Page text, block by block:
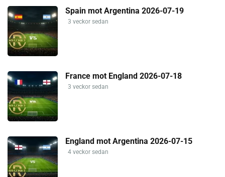
Spain mot Argentina 2026-07-19
3 veckor sedan
France mot England 2026-07-18
3 veckor sedan
England mot Argentina 2026-07-15
4 veckor sedan